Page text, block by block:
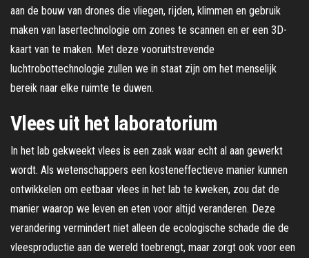
aan de bouw van drones die vliegen, rijden, klimmen en gebruik
maken van lasertechnologie om zones te scannen en er een 3D-
kaart van te maken. Met deze vooruitstrevende
luchtrobottechnologie zullen we in staat zijn om het menselijk
bereik naar elke ruimte te duwen.
Vlees uit het laboratorium
In het lab gekweekt vlees is een zaak waar echt al aan gewerkt
wordt. Als wetenschappers een kosteneffectieve manier kunnen
ontwikkelen om eetbaar vlees in het lab te kweken, zou dat de
manier waarop we leven en eten voor altijd veranderen. Deze
verandering vermindert niet alleen de ecologische schade die de
vleesproductie aan de wereld toebrengt, maar zorgt ook voor een